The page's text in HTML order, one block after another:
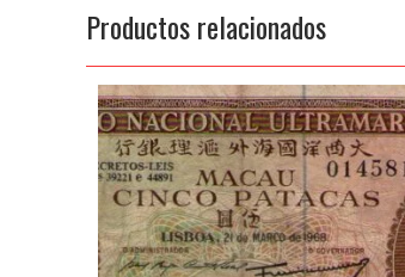
Productos relacionados